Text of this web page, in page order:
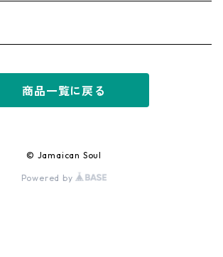
商品一覧に戻る
© Jamaican Soul
Powered by